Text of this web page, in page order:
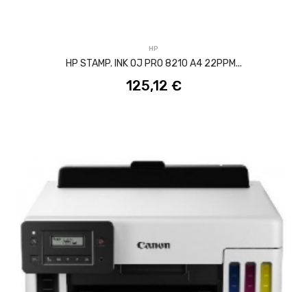
HP
HP STAMP. INK OJ PRO 8210 A4 22PPM...
125,12 €